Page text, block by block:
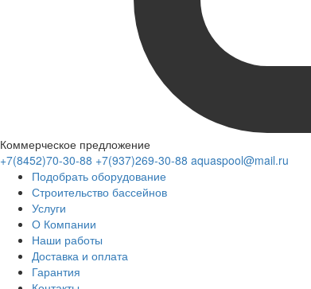
Коммерческое предложение
+7(8452)70-30-88 +7(937)269-30-88 aquaspool@mail.ru
Подобрать оборудование
Строительство бассейнов
Услуги
О Компании
Наши работы
Доставка и оплата
Гарантия